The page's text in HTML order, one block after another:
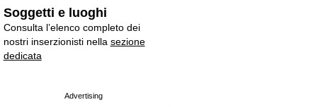
Soggetti e luoghi
Consulta l’elenco completo dei
nostri inserzionisti nella sezione
dedicata
Advertising